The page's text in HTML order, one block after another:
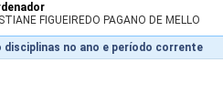
FIGUEIREDO PAGANO DE MELLO
no ano e período corrente